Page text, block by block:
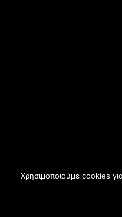
Χρησιμοποιούμε cookies